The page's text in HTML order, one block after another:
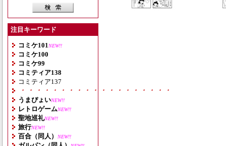
注目キーワード
コミケ101 NEW!!
コミケ100
コミケ99
コミティア138
コミティア137
・・・・・・・・・・・・・・・・・・・
うまぴょいNEW!!
レトロゲームNEW!!
聖地巡礼NEW!!
旅行NEW!!
百合（同人） NEW!!